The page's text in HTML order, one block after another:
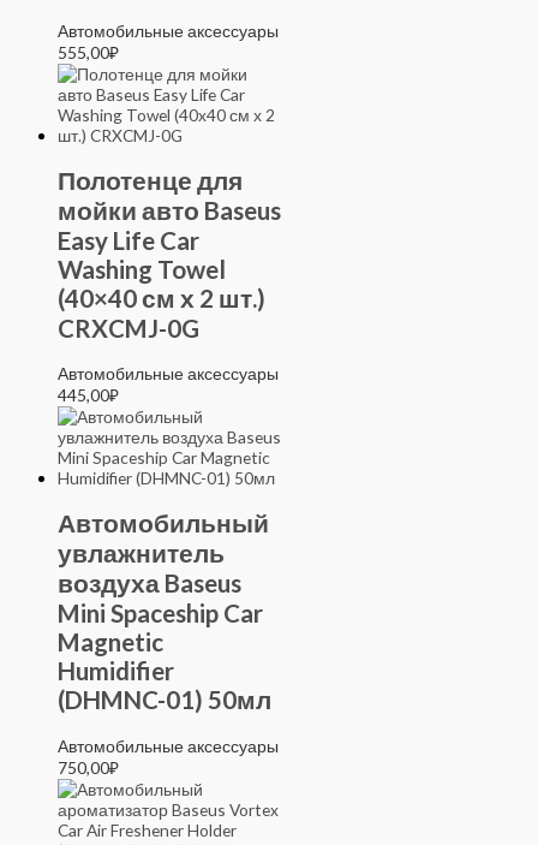
Автомобильные аксессуары
555,00₽
Полотенце для
мойки авто Baseus
Easy Life Car
Washing Towel
(40×40 см х 2 шт.)
CRXCMJ-0G
Автомобильные аксессуары
445,00₽
Автомобильный
увлажнитель
воздуха Baseus
Mini Spaceship Car
Magnetic
Humidifier
(DHMNC-01) 50мл
Автомобильные аксессуары
750,00₽